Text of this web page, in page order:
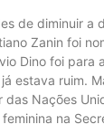
de diminuir a
Zanin foi
Dino foi para
estava ruim.
Nações
na